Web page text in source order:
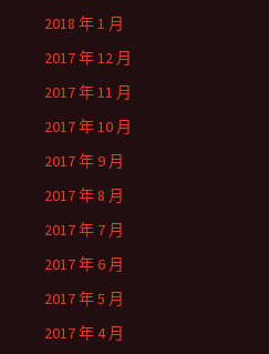
2018 年 1 月
2017 年 12 月
2017 年 11 月
2017 年 10 月
2017 年 9 月
2017 年 8 月
2017 年 7 月
2017 年 6 月
2017 年 5 月
2017 年 4 月